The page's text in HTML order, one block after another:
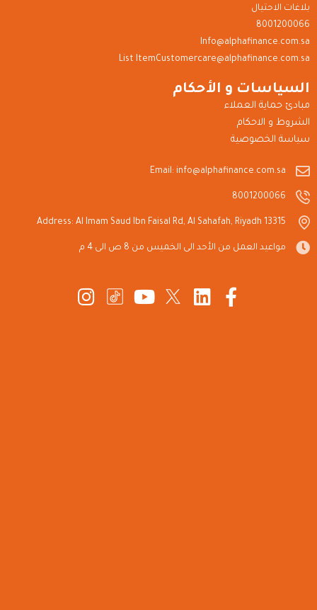
بلاغات الاحتيال
8001200066
Info@alphafinance.com.sa
List ItemCustomercare@alphafinance.com.sa
السياسات و الأحكام
مبادئ حماية العملاء
الشروط و الاحكام
سياسة الخصوصية
Email: info@alphafinance.com.sa
8001200066
Address: Al Imam Saud Ibn Faisal Rd, Al Sahafah, Riyadh 13315
مواعيد العمل من الأحد الى الخميس من 8 ص الى 4 م